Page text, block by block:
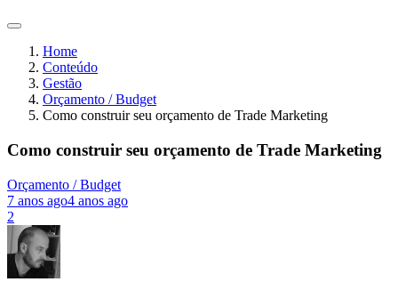
Home
Conteúdo
Gestão
Orçamento / Budget
Como construir seu orçamento de Trade Marketing
Como construir seu orçamento de Trade Marketing
Orçamento / Budget
7 anos ago4 anos ago
2